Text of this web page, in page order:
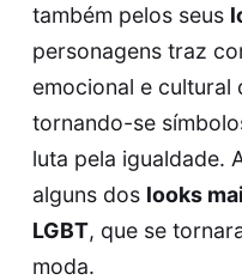
também pelos seus
personagens traz
emocional e cultural
tornando-se
luta pela igualdade.
alguns dos looks
LGBT, que se
moda.